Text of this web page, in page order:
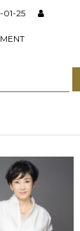
01-25